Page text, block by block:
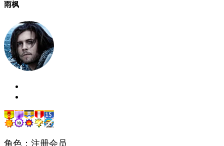
雨枫
角色：注册会员